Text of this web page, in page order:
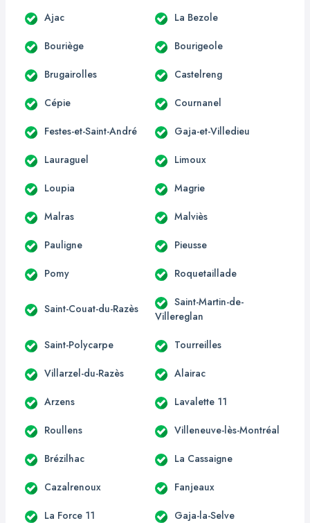
Ajac La Bezole
Bouriège Bourigeole
Brugairolles Castelreng
Cépie Cournanel
Festes-et-Saint-André Gaja-et-Villedieu
Lauraguel Limoux
Loupia Magrie
Malras Malviès
Pauligne Pieusse
Pomy Roquetaillade
Saint-Couat-du-Razès
Saint-Martin-de-
Villereglan
Saint-Polycarpe Tourreilles
Villarzel-du-Razès Alairac
Arzens Lavalette 11
Roullens Villeneuve-lès-Montréal
Brézilhac La Cassaigne
Cazalrenoux Fanjeaux
La Force 11 Gaja-la-Selve